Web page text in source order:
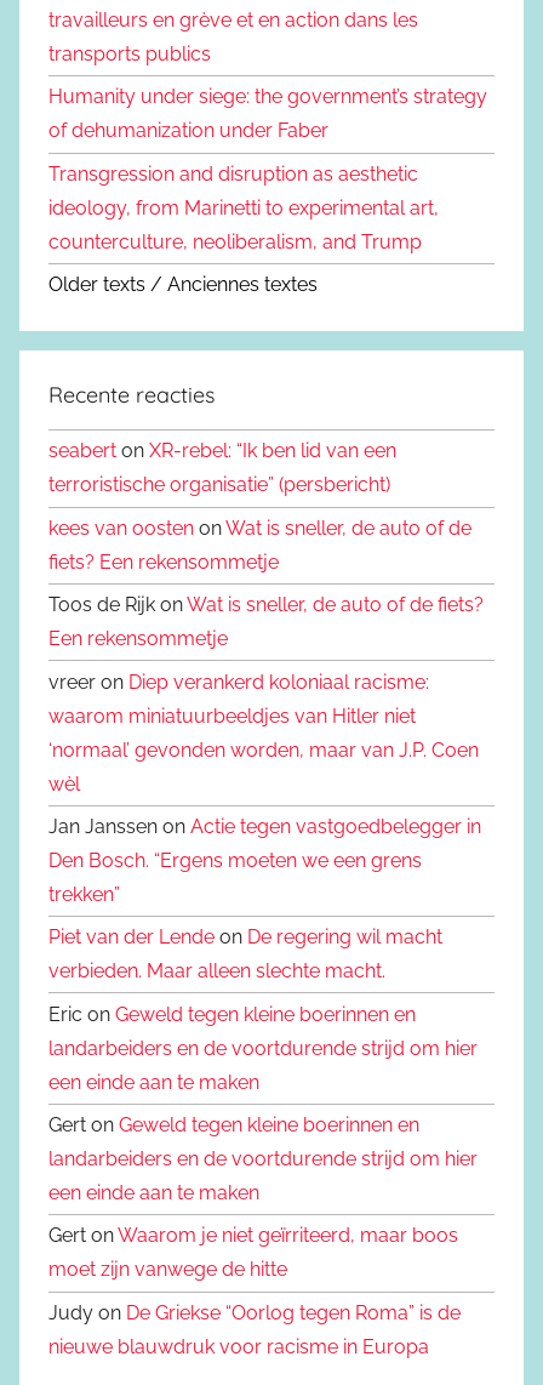
travailleurs en grève et en action dans les
transports publics
Humanity under siege: the government’s strategy
of dehumanization under Faber
Transgression and disruption as aesthetic
ideology, from Marinetti to experimental art,
counterculture, neoliberalism, and Trump
Older texts / Anciennes textes
Recente reacties
seabert on XR-rebel: “Ik ben lid van een
terroristische organisatie” (persbericht)
kees van oosten onWat is sneller, de auto of de
fiets? Een rekensommetje
Toos de Rijk onWat is sneller, de auto of de fiets?
Een rekensommetje
vreer on Diep verankerd koloniaal racisme:
waarom miniatuurbeeldjes van Hitler niet
‘normaal’ gevonden worden, maar van J.P. Coen
wèl
Jan Janssen on Actie tegen vastgoedbelegger in
Den Bosch. “Ergens moeten we een grens
trekken”
Piet van der Lende on De regering wil macht
verbieden. Maar alleen slechte macht.
Eric on Geweld tegen kleine boerinnen en
landarbeiders en de voortdurende strijd om hier
een einde aan te maken
Gert on Geweld tegen kleine boerinnen en
landarbeiders en de voortdurende strijd om hier
een einde aan te maken
Gert onWaarom je niet geïrriteerd, maar boos
moet zijn vanwege de hitte
Judy on De Griekse “Oorlog tegen Roma” is de
nieuwe blauwdruk voor racisme in Europa